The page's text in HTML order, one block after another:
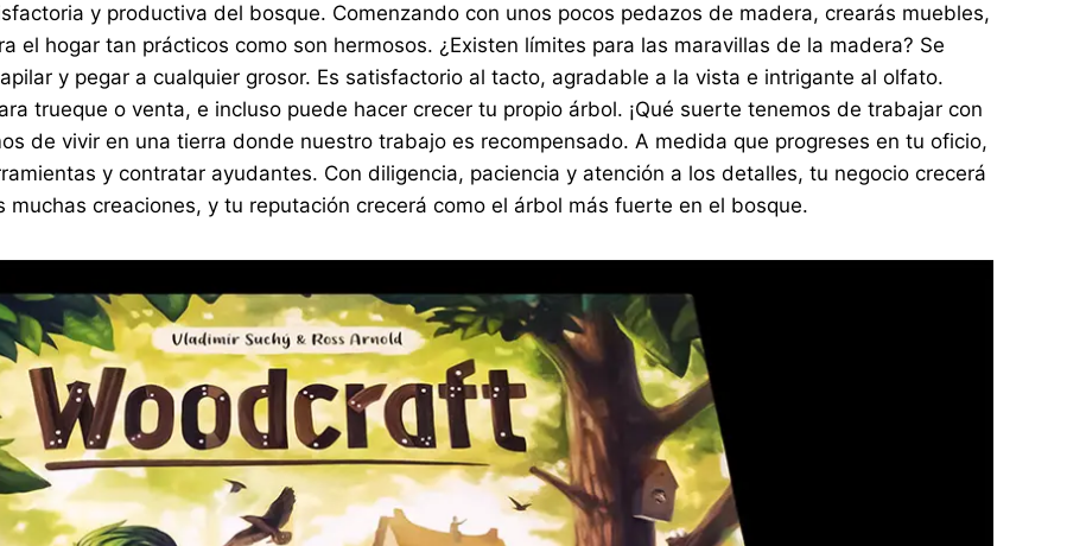
y productiva del bosque. Comenzando con unos pocos pedazos de madera, crearás muebles,
el hogar tan prácticos como son hermosos. ¿Existen límites para las maravillas de la madera? Se
y pegar a cualquier grosor. Es satisfactorio al tacto, agradable a la vista e intrigante al olfato.
trueque o venta, e incluso puede hacer crecer tu propio árbol. ¡Qué suerte tenemos de trabajar con
de vivir en una tierra donde nuestro trabajo es recompensado. A medida que progreses en tu oficio,
y contratar ayudantes. Con diligencia, paciencia y atención a los detalles, tu negocio crecerá
creaciones, y tu reputación crecerá como el árbol más fuerte en el bosque.